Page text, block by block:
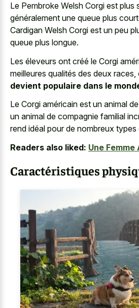
Le Pembroke Welsh Corgi est plus
généralement une queue plus
Cardigan Welsh Corgi est un peu
queue plus longue.
Les éleveurs ont créé le Corgi
meilleures qualités des deux
devient populaire dans le
Le Corgi américain est un animal
un animal de compagnie familial
rend idéal pour de nombreux
Readers also liked: Une
Caractéristiques